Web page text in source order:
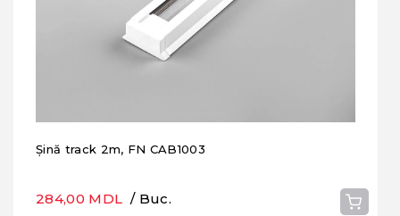
Șină track 2m, FN CAB1003
284,00 MDL / Buc.